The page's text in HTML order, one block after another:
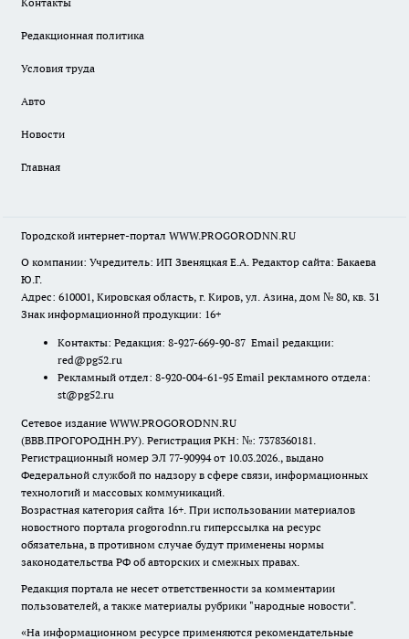
Редакционная политика
Условия труда
Авто
Новости
Главная
Городской интернет-портал WWW.PROGORODNN.RU
О компании: Учредитель: ИП Звеняцкая Е.А. Редактор сайта: Бакаева
Ю.Г.
Адрес: 610001, Кировская область, г. Киров, ул. Азина, дом № 80, кв. 31
Знак информационной продукции: 16+
Контакты: Редакция: 8-927-669-90-87 Email редакции:
red@pg52.ru
Рекламный отдел: 8-920-004-61-95 Email рекламного отдела:
st@pg52.ru
Сетевое издание WWW.PROGORODNN.RU
(ВВВ.ПРОГОРОДНН.РУ). Регистрация РКН: №: 7378360181.
Регистрационный номер ЭЛ 77-90994 от 10.03.2026., выдано
Федеральной службой по надзору в сфере связи, информационных
технологий и массовых коммуникаций.
Возрастная категория сайта 16+. При использовании материалов
новостного портала progorodnn.ru гиперссылка на ресурс
обязательна, в противном случае будут применены нормы
законодательства РФ об авторских и смежных правах.
Редакция портала не несет ответственности за комментарии
пользователей, а также материалы рубрики "народные новости".
«На информационном ресурсе применяются рекомендательные